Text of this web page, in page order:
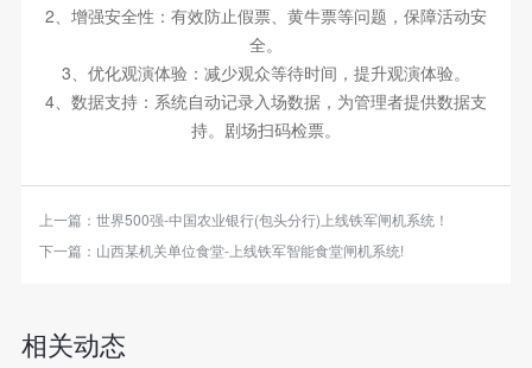
2、增强安全性：有效防止假票、黄牛票等问题，保障活动安
全。
3、优化观演体验：减少观众等待时间，提升观演体验。
4、数据支持：系统自动记录入场数据，为管理者提供数据支
持。剧场扫码检票。
上一篇： 世界500强-中国农业银行(包头分行)上线铁军闸机系统！
下一篇： 山西某机关单位食堂-上线铁军智能食堂闸机系统!
相关动态